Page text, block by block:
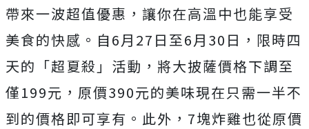
帶來一波超值優惠，讓你在高溫中也能享受
美食的快感。自6月27日至6月30日，限時四
天的「超夏殺」活動，將大披薩價格下調至
僅199元，原價390元的美味現在只需一半不
到的價格即可享有。此外，7塊炸雞也從原價